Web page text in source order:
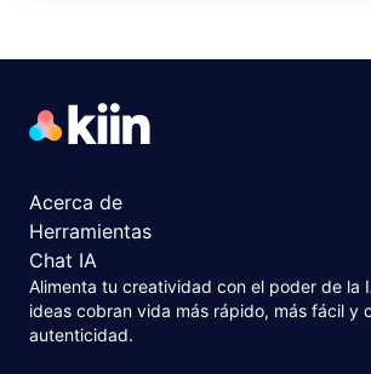
Acerca de
Herramientas
Chat IA
Alimenta tu creatividad con el poder de la
ideas cobran vida más rápido, más fácil y
autenticidad.